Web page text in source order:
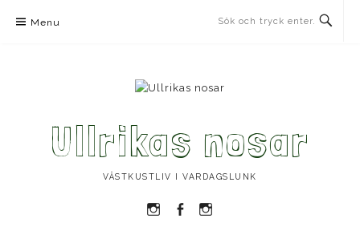
Menu
Ullrikas nosar
VÄSTKUSTLIV I VARDAGSLUNK
Instagram
Facebook